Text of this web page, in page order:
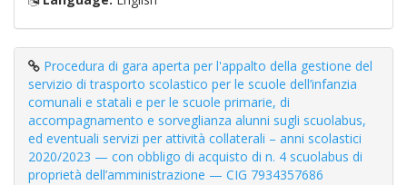
Procedura di gara aperta per l'appalto della gestione del
servizio di trasporto scolastico per le scuole dell’infanzia
comunali e statali e per le scuole primarie, di
accompagnamento e sorveglianza alunni sugli scuolabus,
ed eventuali servizi per attività collaterali – anni scolastici
2020/2023 — con obbligo di acquisto di n. 4 scuolabus di
proprietà dell’amministrazione — CIG 7934357686